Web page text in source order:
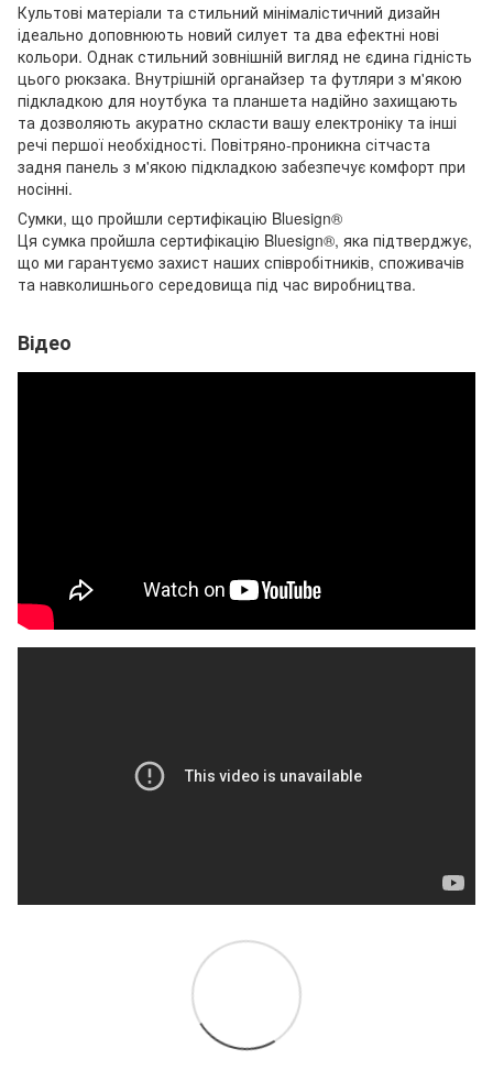
Культові матеріали та стильний мінімалістичний дизайн
ідеально доповнюють новий силует та два ефектні нові
кольори. Однак стильний зовнішній вигляд не єдина гідність
цього рюкзака. Внутрішній органайзер та футляри з м'якою
підкладкою для ноутбука та планшета надійно захищають
та дозволяють акуратно скласти вашу електроніку та інші
речі першої необхідності. Повітряно-проникна сітчаста
задня панель з м'якою підкладкою забезпечує комфорт при
носінні.
Сумки, що пройшли сертифікацію Bluesign®
Ця сумка пройшла сертифікацію Bluesign®, яка підтверджує,
що ми гарантуємо захист наших співробітників, споживачів
та навколишнього середовища під час виробництва.
Відео